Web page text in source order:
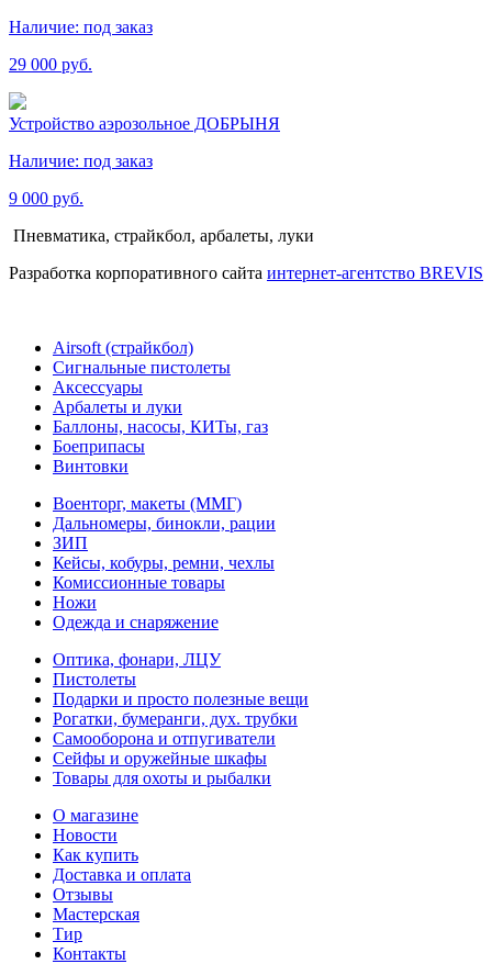
Наличие: под заказ
29 000 руб.
Устройство аэрозольное ДОБРЫНЯ
Наличие: под заказ
9 000 руб.
Пневматика, страйкбол, арбалеты, луки
Разработка корпоративного сайта интернет-агентство BREVIS
Airsoft (страйкбол)
Cигнальные пистолеты
Аксессуары
Арбалеты и луки
Баллоны, насосы, КИТы, газ
Боеприпасы
Винтовки
Военторг, макеты (ММГ)
Дальномеры, бинокли, рации
ЗИП
Кейсы, кобуры, ремни, чехлы
Комиссионные товары
Ножи
Одежда и снаряжение
Оптика, фонари, ЛЦУ
Пистолеты
Подарки и просто полезные вещи
Рогатки, бумеранги, дух. трубки
Самооборона и отпугиватели
Сейфы и оружейные шкафы
Товары для охоты и рыбалки
О магазине
Новости
Как купить
Доставка и оплата
Отзывы
Мастерская
Тир
Контакты